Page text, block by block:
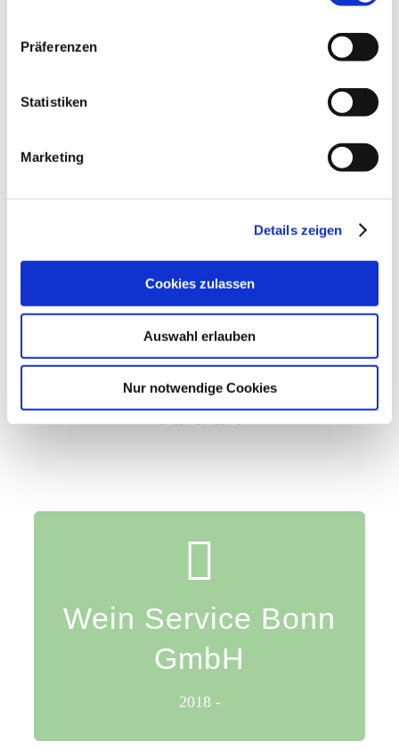
Präferenzen
Statistiken
Marketing
Details zeigen
Cookies zulassen
Auswahl erlauben
Nur notwendige Cookies
Alle Branchen
Migration BW 7.5 on HANA
2023-05-
Migration BW 7.5 on
HANA
Wein Service Bonn
GmbH
2018 -
Wein Service
Bonn GmbH